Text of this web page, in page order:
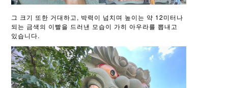
그 크기 또한 거대하고, 박력이 넘치며 높이는 약 12미터나
되는 금색의 이빨을 드러낸 모습이 가히 아우라를 뽑내고
있습니다.